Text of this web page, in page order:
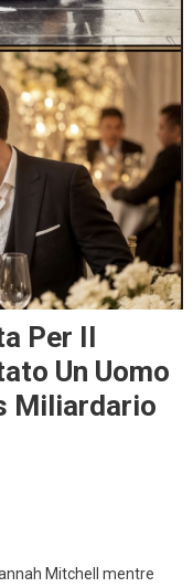
Per Il
Un Uomo
Miliardario
Mitchell mentre